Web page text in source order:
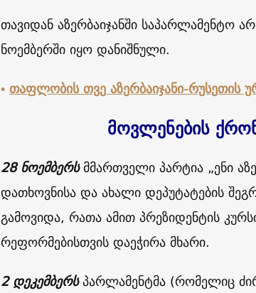
თავიდან აზერბაიჯანში საპარლამენტო
ნოემბერში იყო დანიშნული.
•თაფლობის თვე აზერბაიჯანი-რუსეთის
მოვლენების
28ნოემბერსმმართველი პარტია „ენი
დათხოვნისა და ახალი დეპუტატების
გამოვიდა, რათა ამით პრეზიდენტის
რეფორმებისთვის დაეჭირა მხარი.
2დეკემბერსპარლამენტმა (რომელიც